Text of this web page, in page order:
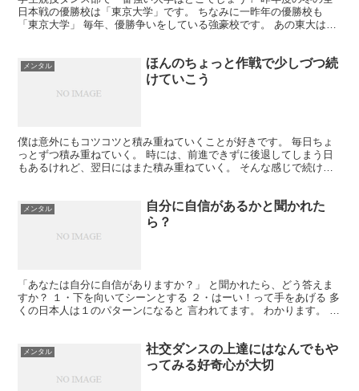
日本戦の優勝校は「東京大学」です。 ちなみに一昨年の優勝校も
「東京大学」 毎年、優勝争いをしている強豪校です。 あの東大は勉
メンタル
ほんのちょっと作戦で少しづつ続
けていこう
僕は意外にもコツコツと積み重ねていくことが好きです。 毎日ちょ
っとずつ積み重ねていく。 時には、前進できずに後退してしまう日
もあるけれど、翌日にはまた積み重ねていく。 そんな感じで続けて
メンタル
自分に自信があるかと聞かれた
ら？
「あなたは自分に自信がありますか？」 と聞かれたら、どう答えま
すか？ １・下を向いてシーンとする ２・はーい！って手をあげる 多
くの日本人は１のパターンになると 言われてます。 わかります。 み
メンタル
社交ダンスの上達にはなんでもや
ってみる好奇心が大切